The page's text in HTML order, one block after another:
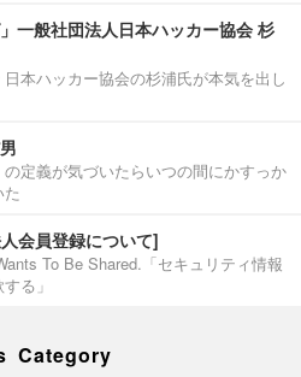
一般社団法人日本ハッカー協会 杉
本ハッカー協会の杉浦氏が本気を出し
定義が気づいたらいつの間にかすっか
会員登録について]
To Be Shared.「セキュリティ情報
る」
Category